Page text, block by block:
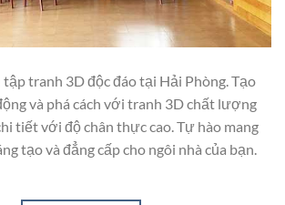
tranh 3D độc đáo tại Hải Phòng. Tạo
và phá cách với tranh 3D chất lượng
tiết với độ chân thực cao. Tự hào mang
tạo và đẳng cấp cho ngôi nhà của bạn.